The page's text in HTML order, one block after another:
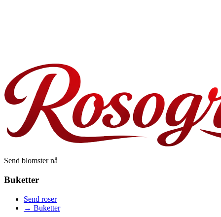
Send blomster nå
Buketter
Send roser
→ Buketter